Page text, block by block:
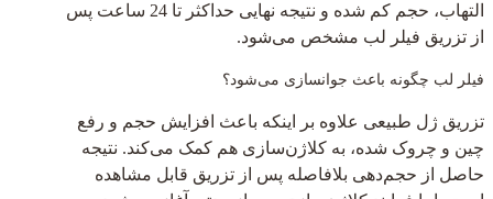
التهاب، حجم کم شده و نتیجه نهایی حداکثر تا 24 ساعت پس
از تزریق فیلر لب مشخص می‌شود.
فیلر لب چگونه باعث جوانسازی می‌شود؟
تزریق ژل طبیعی علاوه بر اینکه باعث افزایش حجم و رفع
چین و چروک شده، به کلاژن‌سازی هم کمک می‌کند. نتیجه
حاصل از حجم‌دهی بلافاصله پس از تزریق قابل مشاهده